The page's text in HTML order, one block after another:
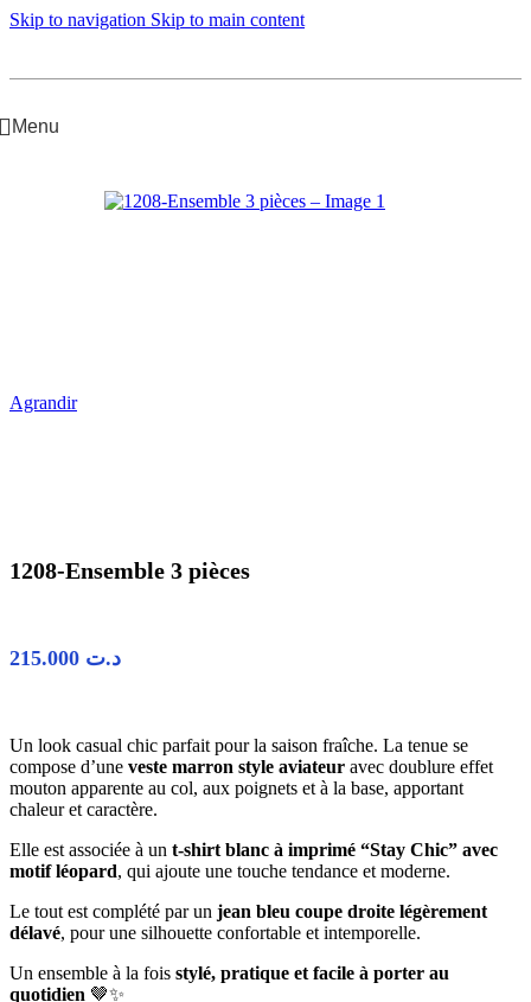
Skip to navigation Skip to main content
Menu
Agrandir
1208-Ensemble 3 pièces
د.ت
Un look casual chic parfait pour la saison fraîche. La tenue se
compose d’une veste marron style aviateur avec doublure effet
mouton apparente au col, aux poignets et à la base, apportant
chaleur et caractère.
Elle est associée à un t-shirt blanc à imprimé “Stay Chic” avec
motif léopard, qui ajoute une touche tendance et moderne.
Le tout est complété par un jean bleu coupe droite légèrement
délavé, pour une silhouette confortable et intemporelle.
Un ensemble à la fois stylé, pratique et facile à porter au
quotidien 🤎✨